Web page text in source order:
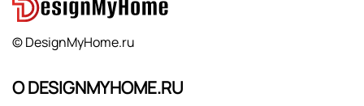
© DesignMyHome.ru
О DESIGNMYHOME.RU